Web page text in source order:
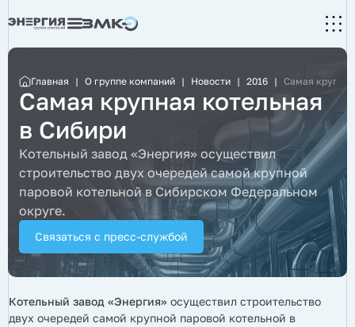
Главная | О группе компаний | Новости | 2016 | Самая
Самая крупная котельная
в Сибири
Котельный завод «Энергия» осуществил
строительство двух очередей самой крупной
паровой котельной в Сибирском Федеральном
округе.
Связаться с пресс-службой
Котельный завод «Энергия» осуществил строительство
двух очередей самой крупной паровой котельной в